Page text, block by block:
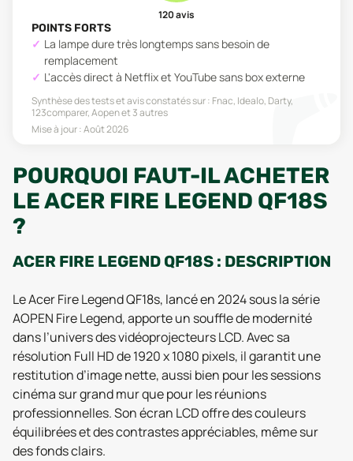
120avis
POINTS FORTS
La lampe dure très longtemps sans besoin de
remplacement
L'accès direct à Netflix et YouTube sans box externe
Synthèse des tests et avis constatés sur : Fnac, Idealo, Darty,
123comparer, Aopenet 3 autres
Mise à jour :Août 2026
POURQUOI FAUT-IL ACHETER
LE ACER FIRE LEGEND QF18S
?
ACER FIRE LEGEND QF18S : DESCRIPTION
Le Acer Fire Legend QF18s, lancé en 2024 sous la série
AOPEN Fire Legend, apporte un souffle de modernité
dans l’univers des vidéoprojecteurs LCD. Avec sa
résolution Full HD de 1920 x 1080 pixels, il garantit une
restitution d’image nette, aussi bien pour les sessions
cinéma sur grand mur que pour les réunions
professionnelles. Son écran LCD offre des couleurs
équilibrées et des contrastes appréciables, même sur
des fonds clairs.